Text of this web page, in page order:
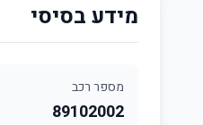
מידע בסיסי
מספר רכב
89102002